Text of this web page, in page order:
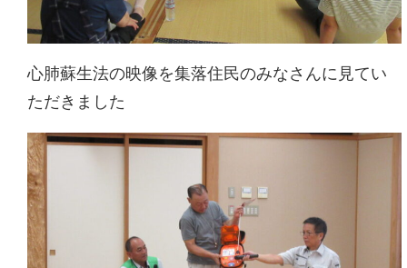
心肺蘇生法の映像を集落住民のみなさんに見てい
ただきました